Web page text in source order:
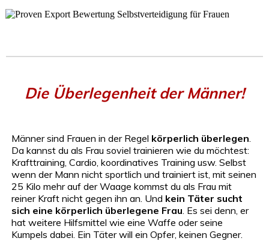
Die Überlegenheit der Männer!
Männer sind Frauen in der Regel körperlich überlegen
Da kannst du als Frau soviel trainieren wie du möchtest:
Krafttraining, Cardio, koordinatives Training usw. Selbst
wenn der Mann nicht sportlich und trainiert ist, mit seinen
25 Kilo mehr auf der Waage kommst du als Frau mit
reiner Kraft nicht gegen ihn an. Und kein Täter sucht
sich eine körperlich überlegene Frau . Es sei denn, er
hat weitere Hilfsmittel wie eine Waffe oder seine
Kumpels dabei. Ein Täter will ein Opfer, keinen Gegner.